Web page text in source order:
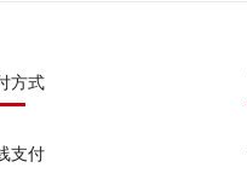
方式
支付